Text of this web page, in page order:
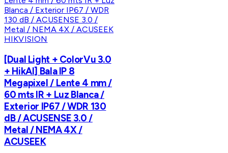
HIKVISION
[Dual Light + ColorVu 3.0
+ HikAI] Bala IP 8
Megapixel / Lente 4 mm /
60 mts IR + Luz Blanca /
Exterior IP67 / WDR 130
dB / ACUSENSE 3.0 /
Metal / NEMA 4X /
ACUSEEK